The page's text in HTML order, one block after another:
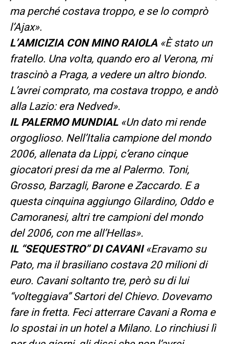
ma perché costava troppo, e se lo comprò
l’Ajax».
L’AMICIZIA CON MINO RAIOLA «È stato un
fratello. Una volta, quando ero al Verona, mi
trascinò a Praga, a vedere un altro biondo.
L’avrei comprato, ma costava troppo, e andò
alla Lazio: era Nedved».
IL PALERMO MUNDIAL«Un dato mi rende
orgoglioso. Nell’Italia campione del mondo
2006, allenata da Lippi, c’erano cinque
giocatori presi da me al Palermo. Toni,
Grosso, Barzagli, Barone e Zaccardo. E a
questa cinquina aggiungo Gilardino, Oddo e
Camoranesi, altri tre campioni del mondo
del 2006, con me all’Hellas».
IL “SEQUESTRO” DI CAVANI«Eravamo su
Pato, ma il brasiliano costava 20 milioni di
euro. Cavani soltanto tre, però su di lui
“volteggiava” Sartori del Chievo. Dovevamo
fare in fretta. Feci atterrare Cavani a Roma e
lo spostai in un hotel a Milano. Lo rinchiusi lì